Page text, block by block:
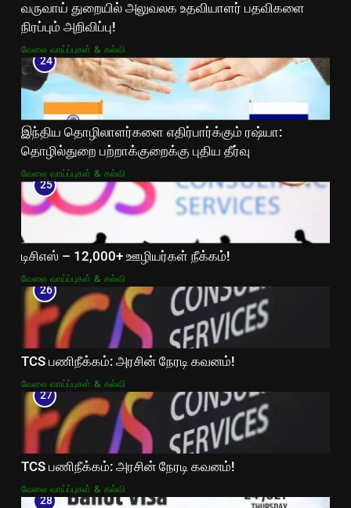
வருவாய் துறையில் அலுவலக உதவியாளர் பதவிகளை
நிரப்பும் அறிவிப்பு!
வேலை வாய்ப்புகள் & கல்வி
24
இந்திய தொழிலாளர்களை எதிர்பார்க்கும் ரஷ்யா:
தொழில்துறை பற்றாக்குறைக்கு புதிய தீர்வு
வேலை வாய்ப்புகள் & கல்வி
25
டிசிஎஸ் – 12,000+ ஊழியர்கள் நீக்கம்!
வேலை வாய்ப்புகள் & கல்வி
26
TCS பணிநீக்கம்: அரசின் நேரடி கவனம்!
வேலை வாய்ப்புகள் & கல்வி
27
TCS பணிநீக்கம்: அரசின் நேரடி கவனம்!
வேலை வாய்ப்புகள் & கல்வி
28